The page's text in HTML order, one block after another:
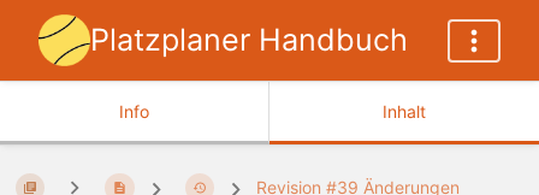
Platzplaner Handbuch
Info Inhalt
Revision #39 Änderungen